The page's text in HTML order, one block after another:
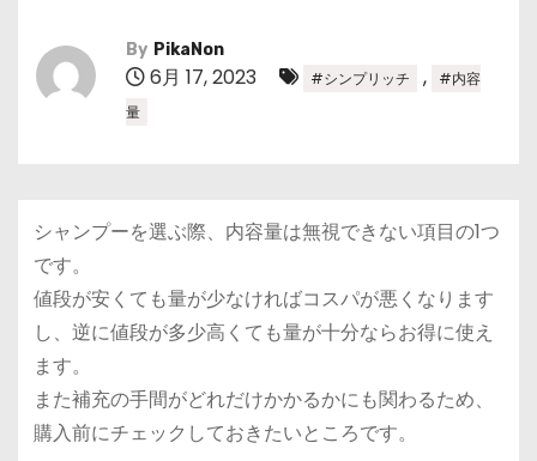
By PikaNon
6月 17, 2023 #シンプリッチ ,
#内容
量
シャンプーを選ぶ際、内容量は無視できない項目の1つ
です。
値段が安くても量が少なければコスパが悪くなります
し、逆に値段が多少高くても量が十分ならお得に使え
ます。
また補充の手間がどれだけかかるかにも関わるため、
購入前にチェックしておきたいところです。